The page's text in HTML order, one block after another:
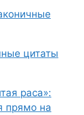
цитаты
раса»:
прямо на